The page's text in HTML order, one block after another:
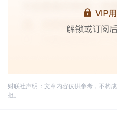
财联社声明：文章内容仅供参考，不构
担。